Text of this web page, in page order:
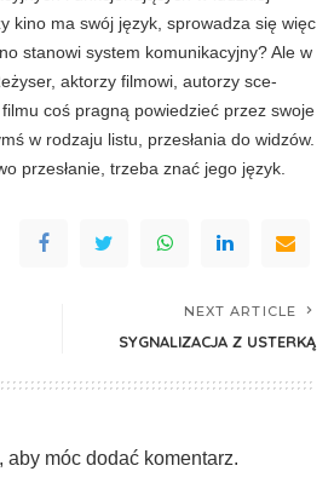
kino ma swój język, sprowadza się więc
stanowi sy­stem komunikacyjny? Ale w
aktorzy filmowi, autorzy sce­
coś pragną powiedzieć przez swoje
w rodzaju listu, przesłania do widzów.
przesłanie, trzeba znać jego język.
NEXT ARTICLE
SYGNALIZACJA Z USTERKĄ
, aby móc dodać komentarz.